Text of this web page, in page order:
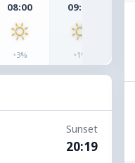
08:00
◔3%
09:00
◔1%
Sunset
20:19